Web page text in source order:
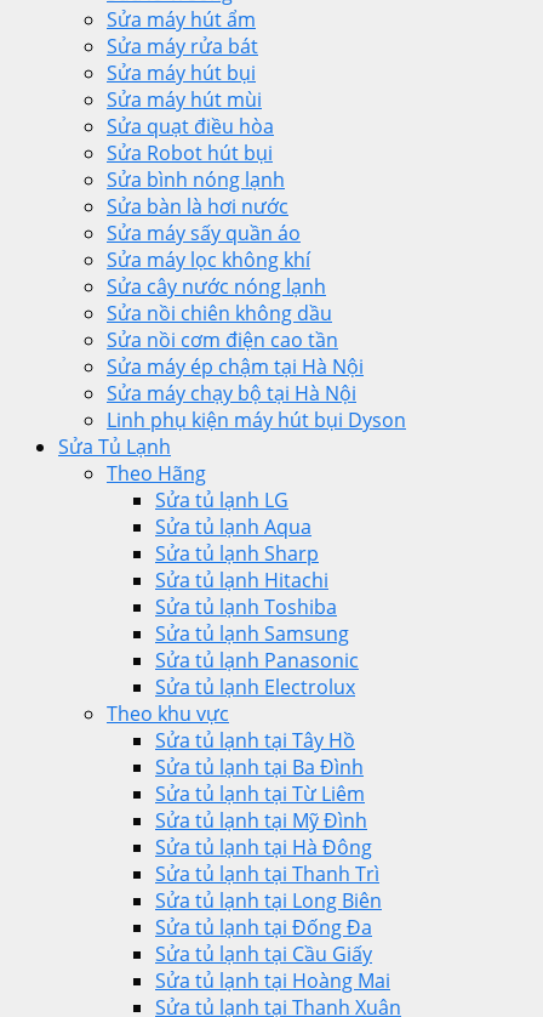
Sửa máy hút ẩm
Sửa máy rửa bát
Sửa máy hút bụi
Sửa máy hút mùi
Sửa quạt điều hòa
Sửa Robot hút bụi
Sửa bình nóng lạnh
Sửa bàn là hơi nước
Sửa máy sấy quần áo
Sửa máy lọc không khí
Sửa cây nước nóng lạnh
Sửa nồi chiên không dầu
Sửa nồi cơm điện cao tần
Sửa máy ép chậm tại Hà Nội
Sửa máy chạy bộ tại Hà Nội
Linh phụ kiện máy hút bụi Dyson
Sửa Tủ Lạnh
Theo Hãng
Sửa tủ lạnh LG
Sửa tủ lạnh Aqua
Sửa tủ lạnh Sharp
Sửa tủ lạnh Hitachi
Sửa tủ lạnh Toshiba
Sửa tủ lạnh Samsung
Sửa tủ lạnh Panasonic
Sửa tủ lạnh Electrolux
Theo khu vực
Sửa tủ lạnh tại Tây Hồ
Sửa tủ lạnh tại Ba Đình
Sửa tủ lạnh tại Từ Liêm
Sửa tủ lạnh tại Mỹ Đình
Sửa tủ lạnh tại Hà Đông
Sửa tủ lạnh tại Thanh Trì
Sửa tủ lạnh tại Long Biên
Sửa tủ lạnh tại Đống Đa
Sửa tủ lạnh tại Cầu Giấy
Sửa tủ lạnh tại Hoàng Mai
Sửa tủ lạnh tại Thanh Xuân